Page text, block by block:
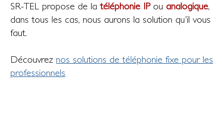
SR-TEL propose de latéléphonie IPou analogique,
dans tous les cas, nous aurons la solution qu'il vous
faut.
Découvrez nos solutions de téléphonie fixe pour les
professionnels